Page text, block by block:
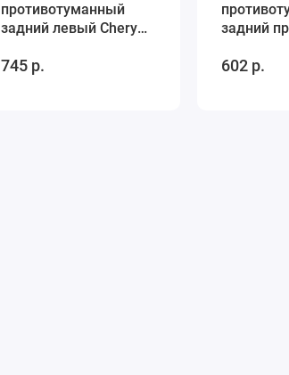
противотуманный
задний левый Chery
T113732030BA
745 р.
задний
602 р.